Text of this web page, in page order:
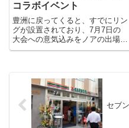
コラボイベント
豊洲に戻ってくると、すでにリン
グが設置されており、7月7日の
大会への意気込みをノアの出場選
手たちが語っていました。会場
と思います。観客には子どもたち
が多かったので選手たちがあま
セブ